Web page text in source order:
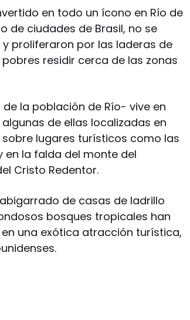
en todo un ícono en Río de
de ciudades de Brasil, no se
proliferaron por las laderas de
residir cerca de las zonas
la población de Río- vive en
de ellas localizadas en
lugares turísticos como las
la falda del monte del
Cristo Redentor.
de casas de ladrillo
bosques tropicales han
una exótica atracción turística,